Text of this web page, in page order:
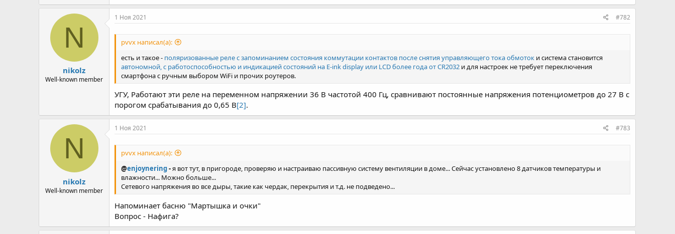
N
nikolz
Well-known member
1 Ноя 2021 #782
pvvx написал(а):
есть и такое - поляризованные реле с запоминанием состояния коммутации контактов после снятия управляющего тока обмоток и система становится
автономной, с работоспособностью и индикацией состояний на E-ink display или LCD более года от CR2032 и для настроек не требует переключения
смартфона с ручным выбором WiFi и прочих роутеров.
УГУ, Работают эти реле на переменном напряжении 36 В частотой 400 Гц, сравнивают постоянные напряжения потенциометров до 27 В с
порогом срабатывания до 0,65 В[2].
N
nikolz
Well-known member
1 Ноя 2021 #783
pvvx написал(а):
@enjoynering-я вот тут, в пригороде, проверяю и настраиваю пассивную систему вентиляции в доме... Сейчас установлено 8 датчиков температуры и
влажности... Можно больше...
Сетевого напряжения во все дыры, такие как чердак, перекрытия и т.д. не подведено...
Напоминает басню "Мартышка и очки"
Вопрос - Нафига?